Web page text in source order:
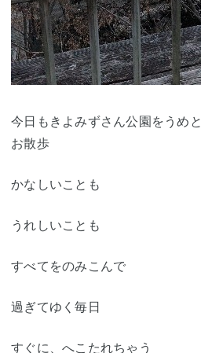
今日もきよみずさん公園をうめと
お散歩
かなしいことも
うれしいことも
すべてをのみこんで
過ぎてゆく毎日
すぐに、へこたれちゃう